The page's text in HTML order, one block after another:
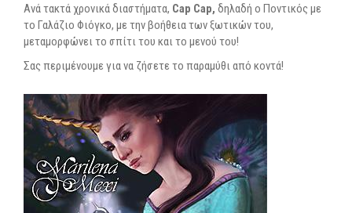
Ανά τακτά χρονικά διαστήματα, Cap Cap, δηλαδή ο Ποντικός με
το Γαλάζιο Φιόγκο, με την βοήθεια των ξωτικών του,
μεταμορφώνει το σπίτι του και το μενού του!
Σας περιμένουμε για να ζήσετε το παραμύθι από κοντά!